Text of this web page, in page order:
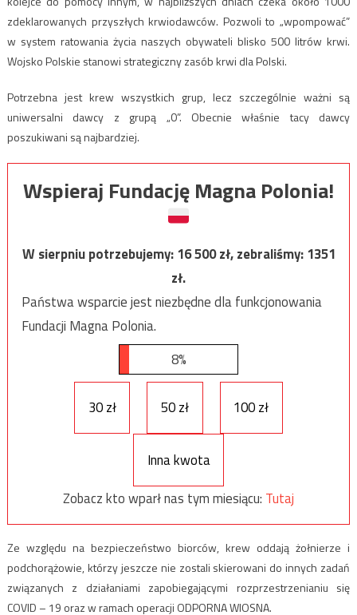
zdeklarowanych przyszłych krwiodawców. Pozwoli to „wpompować”
w system ratowania życia naszych obywateli blisko 500 litrów krwi.
Wojsko Polskie stanowi strategiczny zasób krwi dla Polski.
Potrzebna jest krew wszystkich grup, lecz szczególnie ważni są
uniwersalni dawcy z grupą „0”. Obecnie właśnie tacy dawcy
poszukiwani są najbardziej.
Wspieraj Fundację Magna Polonia!
W sierpniu potrzebujemy:16 500zł, zebraliśmy:1351
zł.
Państwa wsparcie jest niezbędne dla funkcjonowania
Fundacji Magna Polonia.
8%
30 zł 50 zł 100 zł
Inna kwota
Zobacz kto wparł nas tym miesiącu: Tutaj
Ze względu na bezpieczeństwo biorców, krew oddają żołnierze i
podchorążowie, którzy jeszcze nie zostali skierowani do innych zadań
związanych z działaniami zapobiegającymi rozprzestrzenianiu się
COVID – 19 oraz w ramach operacji ODPORNA WIOSNA.